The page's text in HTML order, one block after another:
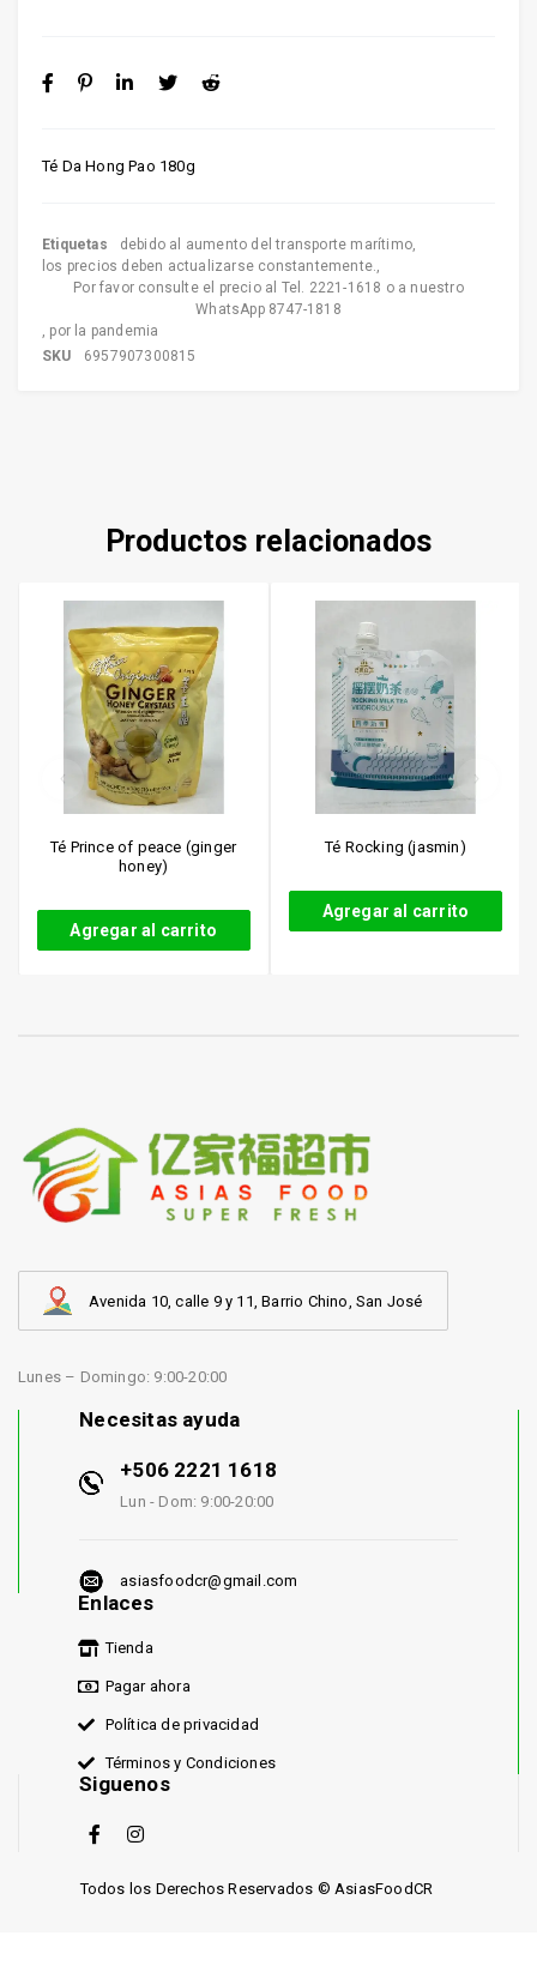
Té Da Hong Pao 180g
Etiquetas debido al aumento del transporte marítimo,
los precios deben actualizarse constantemente.,
Por favor consulte el precio al Tel. 2221-1618 o a nuestro
WhatsApp 8747-1818
, por la pandemia
SKU
6957907300815
Productos relacionados
Té Prince of peace (ginger
honey)
Agregar al carrito
Té Rocking (jasmin)
Agregar al carrito
Avenida 10, calle 9 y 11, Barrio Chino, San José
Lunes – Domingo: 9:00-20:00
Necesitas ayuda
+506 2221 1618
Lun - Dom: 9:00-20:00
asiasfoodcr@gmail.com
Enlaces
Tienda
Pagar ahora
Política de privacidad
Términos y Condiciones
Siguenos
Todos los Derechos Reservados © AsiasFoodCR